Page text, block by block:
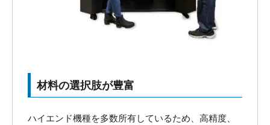
材料の選択肢が豊富
ハイエンド機種を多数所有しているため、高精度、